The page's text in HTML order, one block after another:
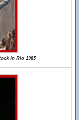
in Rio 1985